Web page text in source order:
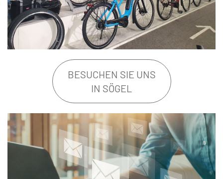
BESUCHEN SIE UNS
IN SÖGEL